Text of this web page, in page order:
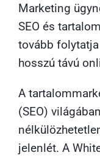
Marketing
SEO és
tovább
hosszú távú
A
(SEO)
jelenlét. A